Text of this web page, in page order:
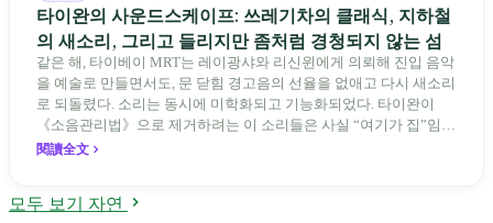
타이완의 사운드스케이프: 쓰레기차의 클래식, 지하철
의 새소리, 그리고 들리지만 좀처럼 경청되지 않는 섬
같은 해, 타이베이 MRT는 레이광샤와 리신윈에게 의뢰해 진입 음악
을 예술로 만들면서도, 문 닫힘 경고음의 선율을 없애고 다시 새소리
로 되돌렸다. 소리는 동시에 미학화되고 기능화되었다. 타이완이
《소음관리법》으로 제거하려는 이 소리들은 사실 “여기가 집”임을
식별하게 해 주는 표지이다. 한 사운드스케이프 연구 석사의 질문:
閱讀全文
모두 보기 자연